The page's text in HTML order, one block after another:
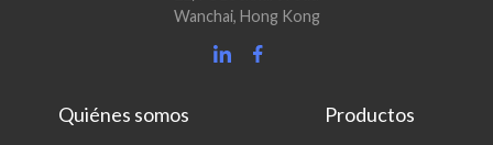
Wanchai, Hong Kong
Quiénes somos Productos